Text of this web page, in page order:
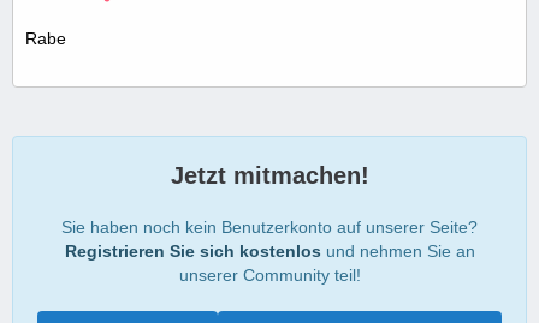
Rabe
Jetzt mitmachen!
Sie haben noch kein Benutzerkonto auf unserer Seite?
Registrieren Sie sich kostenlos und nehmen Sie an
unserer Community teil!